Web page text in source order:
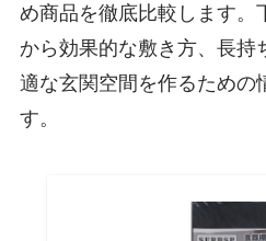
め商品を徹底比較します。
から効果的な敷き方、長持
適な玄関空間を作るための
す。